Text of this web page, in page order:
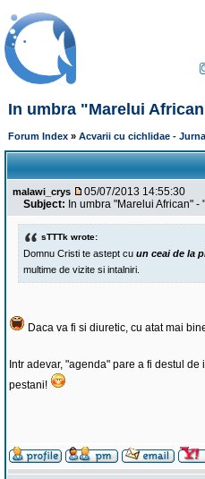
In umbra "Marelui
Forum Index » Acvarii cu cichlidae -
malawi_crys
05/07/2013 14:55:30
Subject: In umbra "Marelui African"
sTTTk wrote:
Domnu Cristi te astept cu un ceai de la
multime de vizite si intalniri.
Daca va fi si diuretic, cu atat mai
Intr adevar, "agenda" pare a fi destul de
pestani!